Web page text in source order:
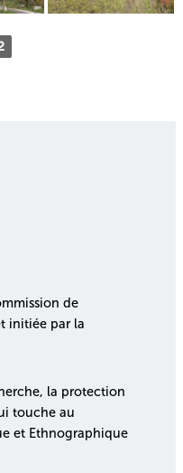
de
initiée par la
la protection
touche au
et Ethnographique